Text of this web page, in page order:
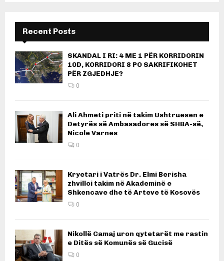
Recent Posts
SKANDAL I RI: 4 ME 1 PËR KORRIDORIN
10D, KORRIDORI 8 PO SAKRIFIKOHET
PËR ZGJEDHJE?
0
Ali Ahmeti priti në takim Ushtruesen e
Detyrës së Ambasadores së SHBA-së,
Nicole Varnes
0
Kryetari i Vatrës Dr. Elmi Berisha
zhvilloi takim në Akademinë e
Shkencave dhe të Arteve të Kosovës
0
Nikollë Camaj uron qytetarët me rastin
e Ditës së Komunës së Gucisë
0